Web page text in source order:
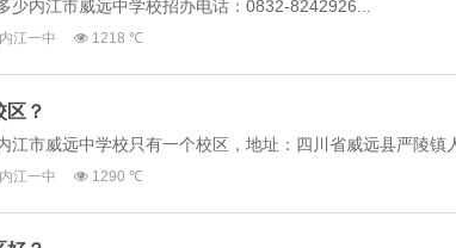
少内江市威远中学校招办电话：0832-8242926...
内江一中 1218 ℃
区？
江市威远中学校只有一个校区，地址：四川省威远县严陵镇
内江一中 1290 ℃